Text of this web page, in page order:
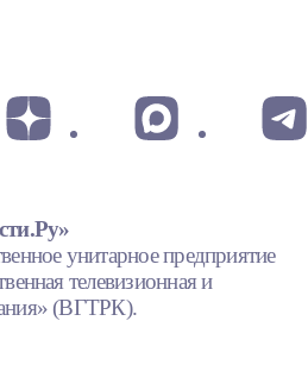
унитарное предприятие
телевизионная и
(ВГТРК).